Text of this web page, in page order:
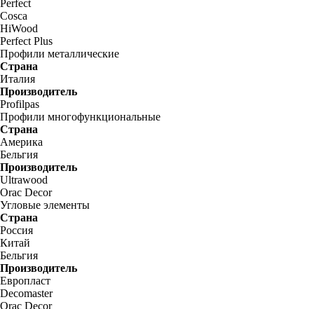
Perfect
Cosca
HiWood
Perfect Plus
Профили металлические
Страна
Италия
Производитель
Profilpas
Профили многофункциональные
Страна
Америка
Бельгия
Производитель
Ultrawood
Orac Decor
Угловые элементы
Страна
Россия
Китай
Бельгия
Производитель
Европласт
Decomaster
Orac Decor